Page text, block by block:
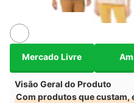
Mercado Livre
Visão Geral do Produto
Com produtos que custam,